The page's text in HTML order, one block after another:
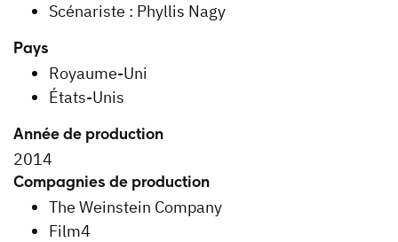
Scénariste : Phyllis Nagy
Pays
Royaume-Uni
États-Unis
Année de production
2014
Compagnies de production
The Weinstein Company
Film4